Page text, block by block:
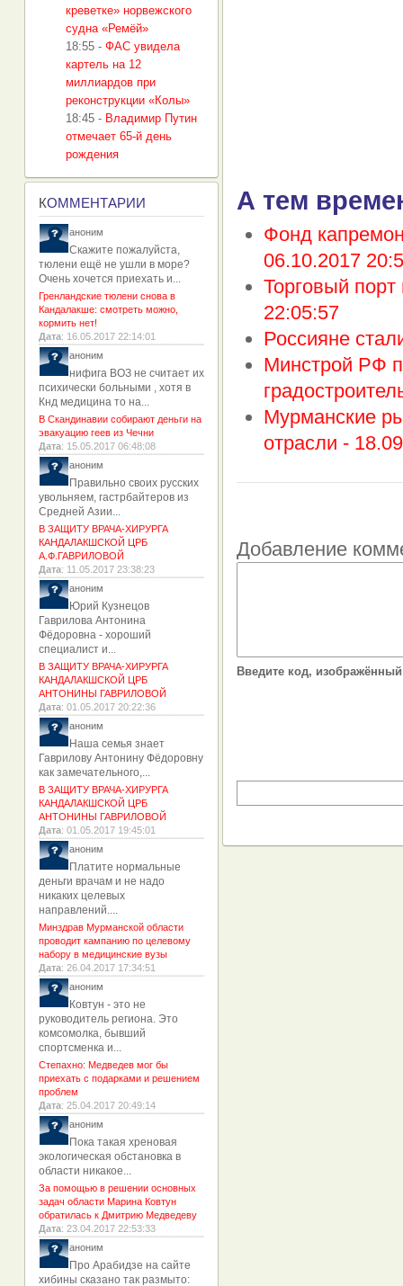
А тем
Фонд
06.10.2017
Торговый
22:05:57
Россияне
Минстрой РФ
Мурманские
отрасли -
Добавление
Введите код,
креветке» норвежского
судна «Ремёй»
18:55 - ФАС увидела
картель на 12
миллиардов при
реконструкции «Колы»
18:45 - Владимир Путин
отмечает 65-й день
рождения
КОММЕНТАРИИ
аноним
Скажите пожалуйста,
тюлени ещё не ушли в море?
Очень хочется приехать и...
Гренландские тюлени снова в
Кандалакше: смотреть можно,
кормить нет!
Дата: 16.05.2017 22:14:01
аноним
нифига ВОЗ не считает их
психически больными , хотя в
Кнд медицина то на...
В Скандинавии собирают деньги на
эвакуацию геев из Чечни
Дата: 15.05.2017 06:48:08
аноним
Правильно своих русских
увольняем, гастрбайтеров из
Средней Азии...
В ЗАЩИТУ ВРАЧА-ХИРУРГА
КАНДАЛАКШСКОЙ ЦРБ
А.Ф.ГАВРИЛОВОЙ
Дата: 11.05.2017 23:38:23
аноним
Юрий Кузнецов
Гаврилова Антонина
Фёдоровна - хороший
специалист и...
В ЗАЩИТУ ВРАЧА-ХИРУРГА
КАНДАЛАКШСКОЙ ЦРБ
АНТОНИНЫ ГАВРИЛОВОЙ
Дата: 01.05.2017 20:22:36
аноним
Наша семья знает
Гаврилову Антонину Фёдоровну
как замечательного,...
В ЗАЩИТУ ВРАЧА-ХИРУРГА
КАНДАЛАКШСКОЙ ЦРБ
АНТОНИНЫ ГАВРИЛОВОЙ
Дата: 01.05.2017 19:45:01
аноним
Платите нормальные
деньги врачам и не надо
никаких целевых
направлений....
Минздрав Мурманской области
проводит кампанию по целевому
набору в медицинские вузы
Дата: 26.04.2017 17:34:51
аноним
Ковтун - это не
руководитель региона. Это
комсомолка, бывший
спортсменка и...
Степахно: Медведев мог бы
приехать с подарками и решением
проблем
Дата: 25.04.2017 20:49:14
аноним
Пока такая хреновая
экологическая обстановка в
области никакое...
За помощью в решении основных
задач области Марина Ковтун
обратилась к Дмитрию Медведеву
Дата: 23.04.2017 22:53:33
аноним
Про Арабидзе на сайте
хибины сказано так размыто: